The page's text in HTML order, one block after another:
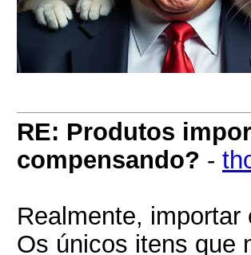
RE: Produtos
compensando? -
Realmente,
Os únicos itens que